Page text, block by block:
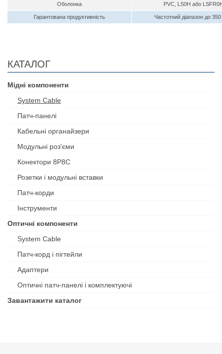
Оболонка PVC, LS0H або
Гарантована продуктивність Частотний діапазон до
КАТАЛОГ
Мідні компоненти
System Cable
Патч-панелі
Кабельні органайзери
Модульні роз'єми
Конектори 8P8C
Розетки і модульні вставки
Патч-корди
Інструменти
Оптичні компоненти
System Cable
Патч-корд і пігтейли
Адаптери
Оптичні патч-панелі і комплектуючі
Завантажити каталог